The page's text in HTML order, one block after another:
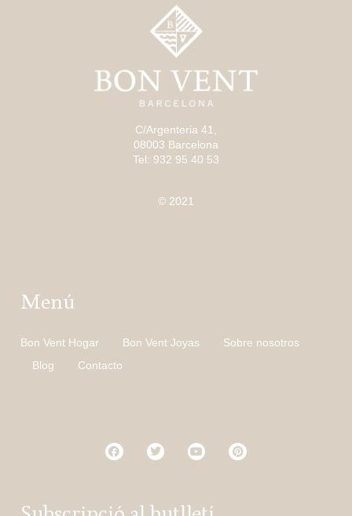
C/Argenteria 41,
08003 Barcelona
Tel: 932 95 40 53
© 2021
Menú
Bon Vent Hogar Bon Vent Joyas
Sobre nosotros
Blog
Contacto